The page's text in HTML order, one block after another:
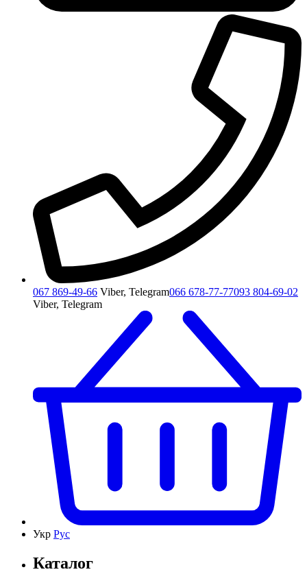
067 869-49-66 Viber, Telegram066 678-77-77093 804-69-02
Viber, Telegram
Укр Рус
Каталог